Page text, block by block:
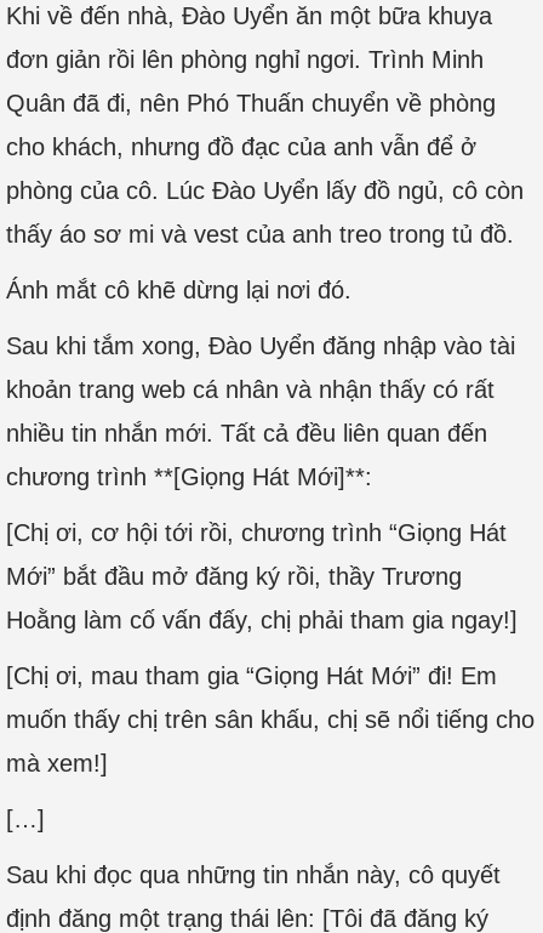
Khi về đến nhà, Đào Uyển ăn một bữa khuya
đơn giản rồi lên phòng nghỉ ngơi. Trình Minh
Quân đã đi, nên Phó Thuấn chuyển về phòng
cho khách, nhưng đồ đạc của anh vẫn để ở
phòng của cô. Lúc Đào Uyển lấy đồ ngủ, cô còn
thấy áo sơ mi và vest của anh treo trong tủ đồ.
Ánh mắt cô khẽ dừng lại nơi đó.
Sau khi tắm xong, Đào Uyển đăng nhập vào tài
khoản trang web cá nhân và nhận thấy có rất
nhiều tin nhắn mới. Tất cả đều liên quan đến
chương trình **[Giọng Hát Mới]**:
[Chị ơi, cơ hội tới rồi, chương trình “Giọng Hát
Mới” bắt đầu mở đăng ký rồi, thầy Trương
Hoằng làm cố vấn đấy, chị phải tham gia ngay!]
[Chị ơi, mau tham gia “Giọng Hát Mới” đi! Em
muốn thấy chị trên sân khấu, chị sẽ nổi tiếng cho
mà xem!]
[…]
Sau khi đọc qua những tin nhắn này, cô quyết
định đăng một trạng thái lên: [Tôi đã đăng ký